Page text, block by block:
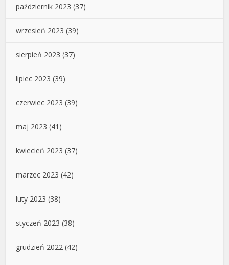
październik 2023 (37)
wrzesień 2023 (39)
sierpień 2023 (37)
lipiec 2023 (39)
czerwiec 2023 (39)
maj 2023 (41)
kwiecień 2023 (37)
marzec 2023 (42)
luty 2023 (38)
styczeń 2023 (38)
grudzień 2022 (42)